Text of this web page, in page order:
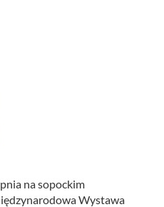
na sopockim
Wystawa